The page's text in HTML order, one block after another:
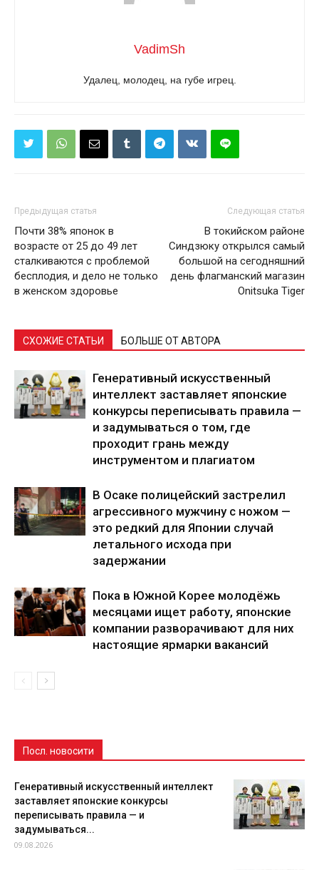
VadimSh
Удалец, молодец, на губе игрец.
Предыдущая статья
Почти 38% японок в
возрасте от 25 до 49 лет
сталкиваются с проблемой
бесплодия, и дело не только
в женском здоровье
Следующая статья
В токийском районе
Синдзюку открылся самый
большой на сегодняшний
день флагманский магазин
Onitsuka Tiger
СХОЖИЕ СТАТЬИ БОЛЬШЕ ОТ АВТОРА
Генеративный искусственный
интеллект заставляет японские
конкурсы переписывать правила —
и задумываться о том, где
проходит грань между
инструментом и плагиатом
В Осаке полицейский застрелил
агрессивного мужчину с ножом —
это редкий для Японии случай
летального исхода при
задержании
Пока в Южной Корее молодёжь
месяцами ищет работу, японские
компании разворачивают для них
настоящие ярмарки вакансий
Посл. новосити
Генеративный искусственный интеллект
заставляет японские конкурсы
переписывать правила — и
задумываться...
09.08.2026